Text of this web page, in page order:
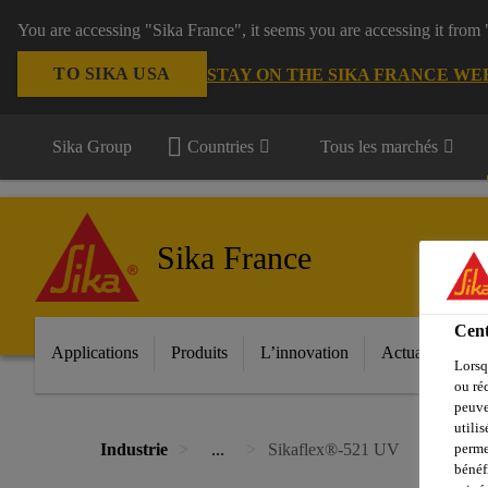
You are accessing "Sika France", it seems you are accessing it
TO SIKA USA STAY ON THE SIKA FRANCE
Sika Group Countries Tous les marchés
Sika France
Applications Produits L’innovation Actualités
Industrie ... Sikaflex®-521 UV
ou